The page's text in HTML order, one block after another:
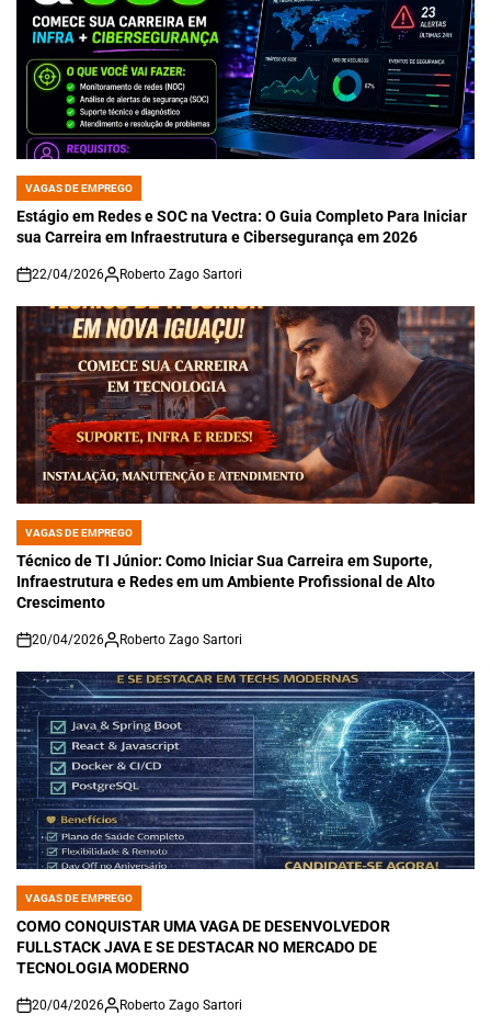
POSTED
IN
VAGAS DE EMPREGO
Estágio em Redes e SOC na Vectra: O Guia Completo Para Iniciar
sua Carreira em Infraestrutura e Cibersegurança em 2026
on
22/04/2026 Roberto Zago Sartori
POSTED
IN
VAGAS DE EMPREGO
Técnico de TI Júnior: Como Iniciar Sua Carreira em Suporte,
Infraestrutura e Redes em um Ambiente Profissional de Alto
Crescimento
on
20/04/2026 Roberto Zago Sartori
POSTED
IN
VAGAS DE EMPREGO
COMO CONQUISTAR UMA VAGA DE DESENVOLVEDOR
FULLSTACK JAVA E SE DESTACAR NO MERCADO DE
TECNOLOGIA MODERNO
on
20/04/2026 Roberto Zago Sartori